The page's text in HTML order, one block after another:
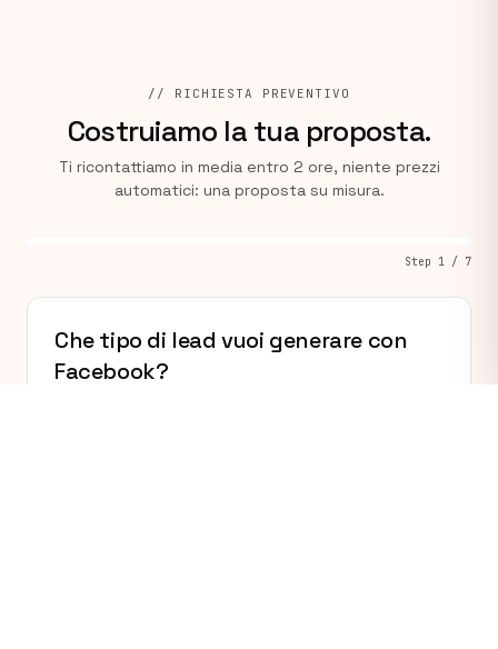
// RICHIESTA PREVENTIVO
Costruiamo la tua proposta.
Ti ricontattiamo in media entro 2 ore, niente prezzi
automatici: una proposta su misura.
Step 1 / 7
Che tipo di lead vuoi generare con
Facebook?